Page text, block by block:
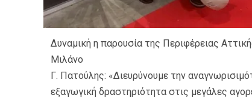
Δυναμική η παρουσία της Περιφέρειας
Μιλάνο
Γ. Πατούλης: «Διευρύνουμε την
εξαγωγική δραστηριότητα στις μεγάλες